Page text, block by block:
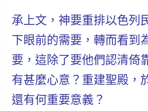
承上文，神要重排以色列
下眼前的需要，轉而看到
要，這除了要他們認清倚
有甚麼心意？ 重建聖殿，
還有何重要意義？